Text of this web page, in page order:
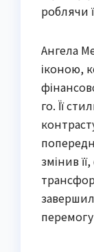
роблячи
Ангела
іконою,
го. Її
змінив